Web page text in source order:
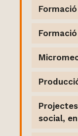
social,